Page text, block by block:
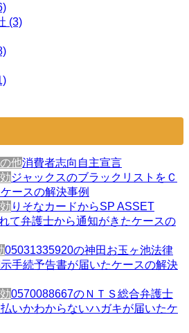
(3)
他消費者志向自主宣言
ジャックスのブラックリストをＣ
ースの解決事例
りそなカードからSP ASSET
て弁護士から通知がきたケースの
05031335920の神田お玉ヶ池法律
手続予告書が届いたケースの解決
0570088667のＮＴＳ総合弁護士
いかわからないハガキが届いたケ